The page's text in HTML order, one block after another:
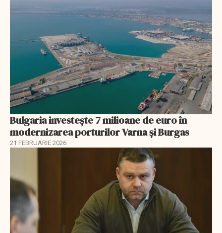
Bulgaria investește 7 milioane de euro în
modernizarea porturilor Varna și Burgas
21 FEBRUARIE 2026